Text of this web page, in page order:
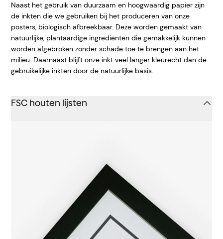
Naast het gebruik van duurzaam en hoogwaardig papier zijn
de inkten die we gebruiken bij het produceren van onze
posters, biologisch afbreekbaar. Deze worden gemaakt van
natuurlijke, plantaardige ingrediënten die gemakkelijk kunnen
worden afgebroken zonder schade toe te brengen aan het
milieu. Daarnaast blijft onze inkt veel langer kleurecht dan de
gebruikelijke inkten door de natuurlijke basis.
FSC houten lijsten